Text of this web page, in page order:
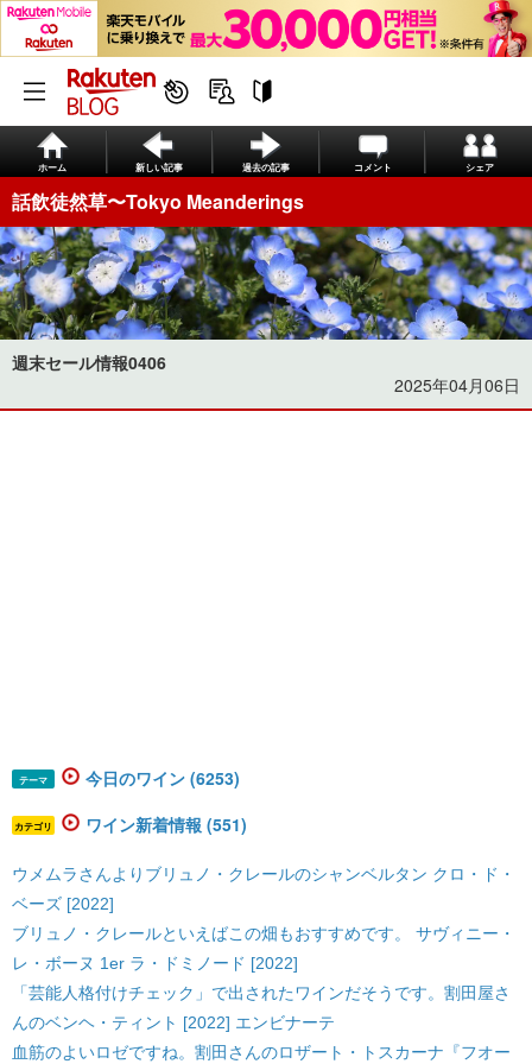
ホーム 新しい記事 過去の記事 コメント シェア
話飲徒然草〜Tokyo Meanderings
週末セール情報0406
2025年04月06日
テーマ 今日のワイン (6253)
カテゴリ ワイン新着情報 (551)
ウメムラさんよりブリュノ・クレールのシャンベルタン クロ・ド・
ベーズ [2022]
ブリュノ・クレールといえばこの畑もおすすめです。 サヴィニー・
レ・ボーヌ 1er ラ・ドミノード [2022]
「芸能人格付けチェック」で出されたワインだそうです。割田屋さ
んのベンヘ・ティント [2022] エンビナーテ
血筋のよいロゼですね。割田さんのロザート・トスカーナ『フオー